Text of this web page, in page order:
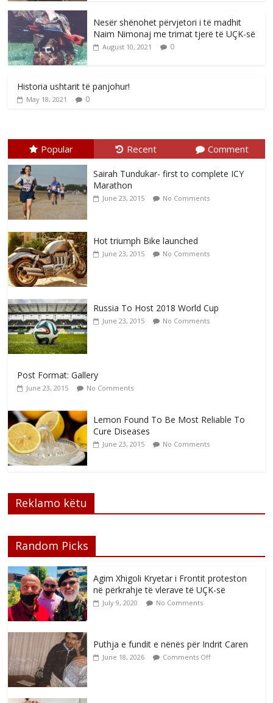
Nesër shënohet përvjetori i të madhit
Naim Nimonaj me trimat tjerë të UÇK-së
August 10, 2021 0
Historia ushtarit të panjohur!
May 18, 2021 0
Popular Recent Comment
Sairah Tundukar- first to complete ICY
Marathon
June 23, 2015 No Comments
Hot triumph Bike launched
June 23, 2015 No Comments
Russia To Host 2018 World Cup
June 23, 2015 No Comments
Post Format: Gallery
June 23, 2015 No Comments
Lemon Found To Be Most Reliable To
Cure Diseases
June 23, 2015 No Comments
Reklamo këtu
Random Picks
Agim Xhigoli Kryetar i Frontit proteston
në përkrahje të vlerave të UÇK-së
July 9, 2020 No Comments
Puthja e fundit e nënës për Indrit Caren
June 18, 2026 Comments Off